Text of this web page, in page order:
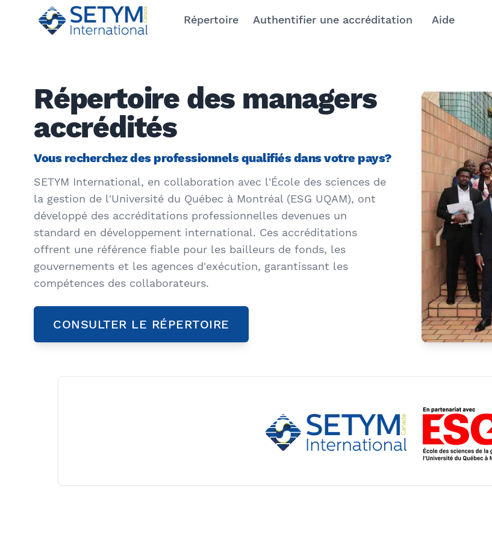
Répertoire Authentifier une accréditation Aide
Répertoire des managers
accrédités
Vous recherchez des professionnels qualifiés dans votre pays?
SETYM International, en collaboration avec l'École des sciences de
la gestion de l'Université du Québec à Montréal (ESG UQAM), ont
développé des accréditations professionnelles devenues un
standard en développement international. Ces accréditations
offrent une référence fiable pour les bailleurs de fonds, les
gouvernements et les agences d'exécution, garantissant les
compétences des collaborateurs.
CONSULTER LE RÉPERTOIRE